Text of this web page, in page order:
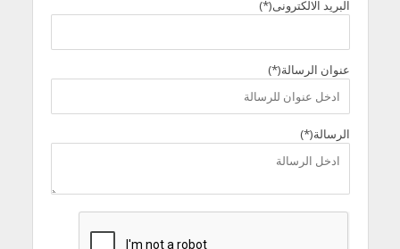
البريد الالكترونى(*)
عنوان الرسالة(*)
الرسالة(*)